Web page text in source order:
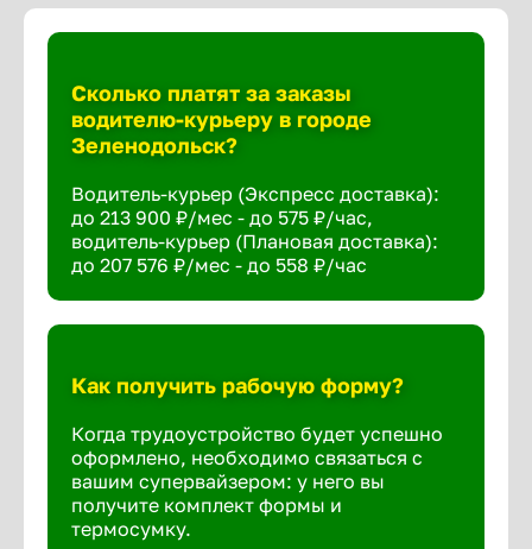
Сколько платят за заказы
водителю-курьеру в городе
Зеленодольск?
Водитель-курьер (Экспресс доставка):
до 213 900 ₽/мес - до 575 ₽/час,
водитель-курьер (Плановая доставка):
до 207 576 ₽/мес - до 558 ₽/час
Как получить рабочую форму?
Когда трудоустройство будет успешно
оформлено, необходимо связаться с
вашим супервайзером: у него вы
получите комплект формы и
термосумку.